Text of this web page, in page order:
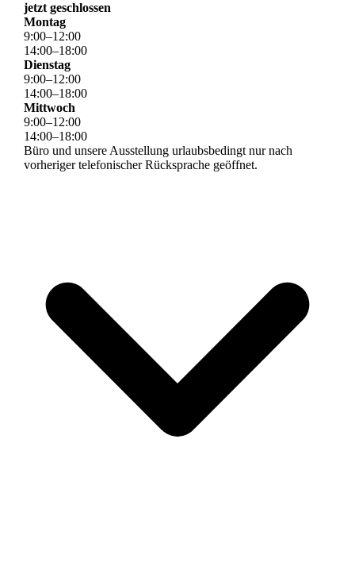
jetzt geschlossen
Montag
9:00–12:00
14:00–18:00
Dienstag
9:00–12:00
14:00–18:00
Mittwoch
9:00–12:00
14:00–18:00
Büro und unsere Ausstellung urlaubsbedingt nur nach
vorheriger telefonischer Rücksprache geöffnet.